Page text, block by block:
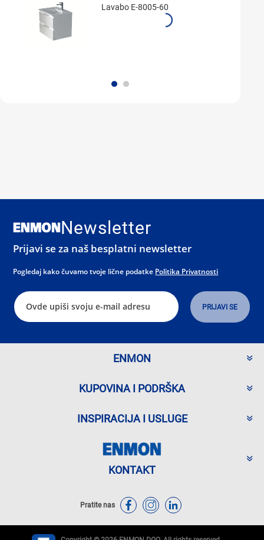
Lavabo E-8005-60
Newsletter
Prijavi se za naš besplatni newsletter
Pogledaj kako čuvamo tvoje lične podatke Politika Privatnosti
ENMON
KUPOVINA I PODRŠKA
INSPIRACIJA I USLUGE
KONTAKT
Pratite nas